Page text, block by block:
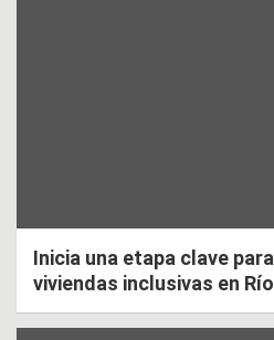
Inicia una etapa clave
viviendas inclusivas en